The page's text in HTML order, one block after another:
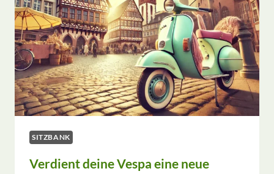
750
SITZBANK
Verdient deine Vespa eine neue